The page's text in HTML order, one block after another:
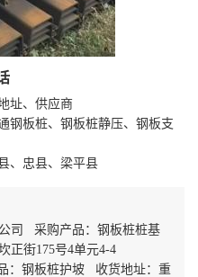
址、供应商
钢板桩、钢板桩静压、钢板支
、忠县、梁平县
司 采购产品：钢板桩桩基
正街175号4单元4-4
：钢板桩护坡 收货地址：重